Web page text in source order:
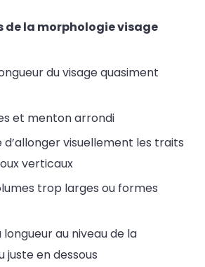
de la morphologie visage
du visage quasiment
et menton arrondi
visuellement les traits
verticaux
trop larges ou formes
longueur au niveau de la
juste en dessous